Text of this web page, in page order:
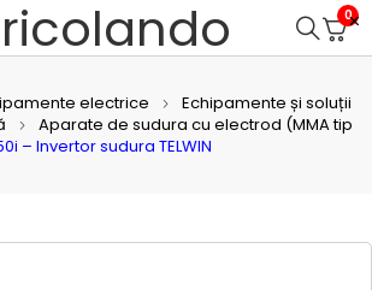
0
electrice
Echipamente și soluții
Aparate de sudura cu electrod (MMA tip
– Invertor sudura TELWIN